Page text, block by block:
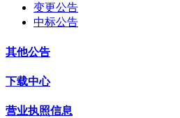
变更公告
中标公告
其他公告
下载中心
营业执照信息